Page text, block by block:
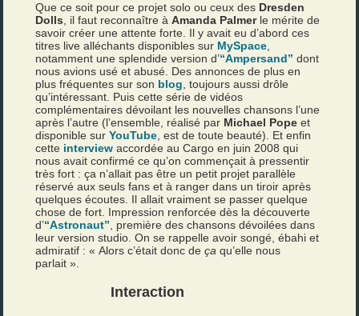
Que ce soit pour ce projet solo ou ceux des Dresden
Dolls , il faut reconnaître àAmanda Palmerle mérite de
savoir créer une attente forte. Il y avait eu d’abord ces
titres live alléchants disponibles sur MySpace
notamment une splendide version d’“Ampersand” dont
nous avions usé et abusé. Des annonces de plus en
plus fréquentes sur son blog , toujours aussi drôle
qu’intéressant. Puis cette série de vidéos
complémentaires dévoilant les nouvelles chansons l’une
après l’autre (l’ensemble, réalisé par Michael Pope et
disponible surYouTube , est de toute beauté). Et enfin
cette interview accordée au Cargo en juin 2008 qui
nous avait confirmé ce qu’on commençait à pressentir
très fort : ça n’allait pas être un petit projet parallèle
réservé aux seuls fans et à ranger dans un tiroir après
quelques écoutes. Il allait vraiment se passer quelque
chose de fort. Impression renforcée dès la découverte
d’“Astronaut” , première des chansons dévoilées dans
leur version studio. On se rappelle avoir songé, ébahi et
admiratif : « Alors c’était donc deça qu’elle nous
parlait ».
Interaction